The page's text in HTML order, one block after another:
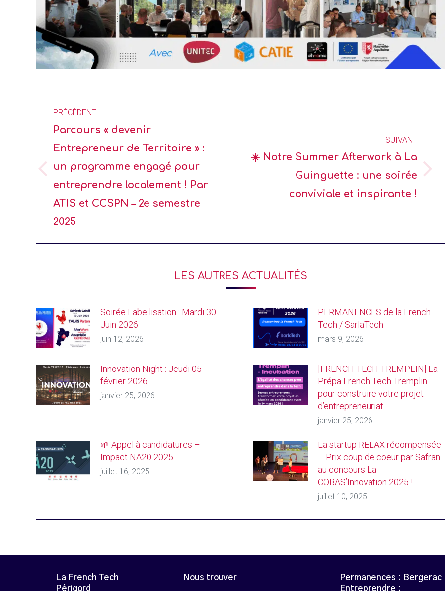
PRÉCÉDENT
Parcours « devenir
Entrepreneur de Territoire » :
un programme engagé pour
entreprendre localement ! Par
ATIS et CCSPN – 2e semestre
2025
SUIVANT
☀️ Notre Summer Afterwork à La
Guinguette : une soirée
conviviale et inspirante !
LES AUTRES ACTUALITÉS
Soirée Labellisation : Mardi 30
Juin 2026
juin 12, 2026
PERMANENCES de la French
Tech / SarlaTech
mars 9, 2026
Innovation Night : Jeudi 05
février 2026
janvier 25, 2026
[FRENCH TECH TREMPLIN] La
Prépa French Tech Tremplin
pour construire votre projet
d’entrepreneuriat
janvier 25, 2026
🌱 Appel à candidatures –
Impact NA20 2025
juillet 16, 2025
La startup RELAX récompensée
– Prix coup de coeur par Safran
au concours La
COBAS’Innovation 2025 !
juillet 10, 2025
La French Tech
Périgord
Nous trouver
Permanences : Bergerac
Entreprendre :